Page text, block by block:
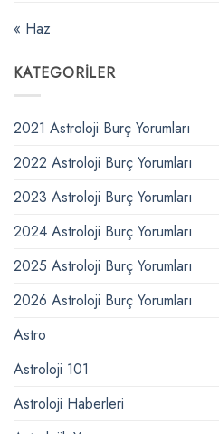
« Haz
KATEGORILER
2021 Astroloji Burç Yorumları
2022 Astroloji Burç Yorumları
2023 Astroloji Burç Yorumları
2024 Astroloji Burç Yorumları
2025 Astroloji Burç Yorumları
2026 Astroloji Burç Yorumları
Astro
Astroloji 101
Astroloji Haberleri